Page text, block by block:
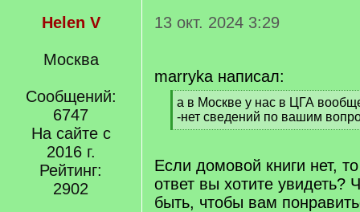
Helen V
Москва
Сообщений:
6747
На сайте с
2016 г.
Рейтинг:
2902
13 окт. 2024 3:29
marryka написал:
[
q
]
а в Москве у нас в ЦГА
-нет сведений по вашим
[
q
]
Если домовой книги нет,
ответ вы хотите увидеть?
быть, чтобы вам